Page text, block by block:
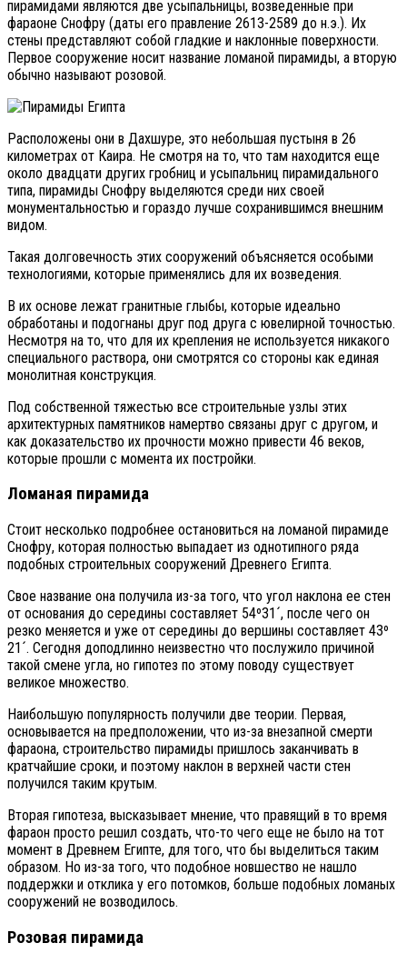
пирамидами являются две усыпальницы, возведенные при
фараоне Снофру (даты его правление 2613-2589 до н.э.). Их
стены представляют собой гладкие и наклонные поверхности.
Первое сооружение носит название ломаной пирамиды, а вторую
обычно называют розовой.
Расположены они в Дахшуре, это небольшая пустыня в 26
километрах от Каира. Не смотря на то, что там находится еще
около двадцати других гробниц и усыпальниц пирамидального
типа, пирамиды Снофру выделяются среди них своей
монументальностью и гораздо лучше сохранившимся внешним
видом.
Такая долговечность этих сооружений объясняется особыми
технологиями, которые применялись для их возведения.
В их основе лежат гранитные глыбы, которые идеально
обработаны и подогнаны друг под друга с ювелирной точностью.
Несмотря на то, что для их крепления не используется никакого
специального раствора, они смотрятся со стороны как единая
монолитная конструкция.
Под собственной тяжестью все строительные узлы этих
архитектурных памятников намертво связаны друг с другом, и
как доказательство их прочности можно привести 46 веков,
которые прошли с момента их постройки.
Ломаная пирамида
Стоит несколько подробнее остановиться на ломаной пирамиде
Снофру, которая полностью выпадает из однотипного ряда
подобных строительных сооружений Древнего Египта.
Свое название она получила из-за того, что угол наклона ее стен
от основания до середины составляет 54º31´, после чего он
резко меняется и уже от середины до вершины составляет 43º
21´. Сегодня доподлинно неизвестно что послужило причиной
такой смене угла, но гипотез по этому поводу существует
великое множество.
Наибольшую популярность получили две теории. Первая,
основывается на предположении, что из-за внезапной смерти
фараона, строительство пирамиды пришлось заканчивать в
кратчайшие сроки, и поэтому наклон в верхней части стен
получился таким крутым.
Вторая гипотеза, высказывает мнение, что правящий в то время
фараон просто решил создать, что-то чего еще не было на тот
момент в Древнем Египте, для того, что бы выделиться таким
образом. Но из-за того, что подобное новшество не нашло
поддержки и отклика у его потомков, больше подобных ломаных
сооружений не возводилось.
Розовая пирамида